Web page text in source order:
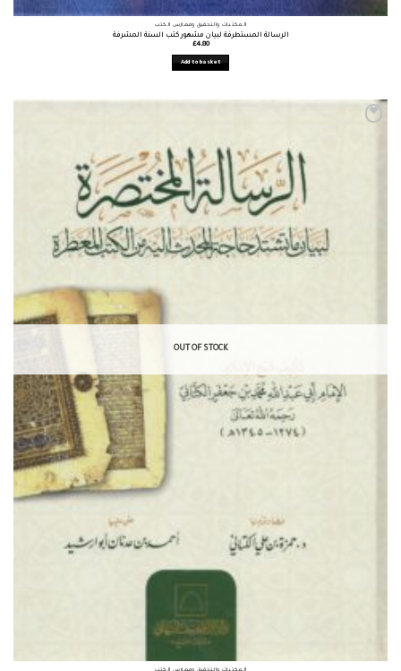
المكتبات والتحقيق وفهارس الكتب
الرسالة المستطرفة لبيان مشهور كتب السنة المشرفة
£4.80
Add to basket
OUT OF STOCK